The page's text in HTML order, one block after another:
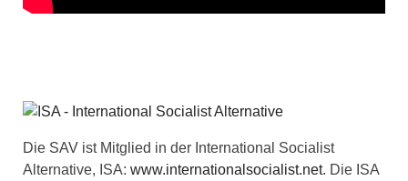
Die SAV ist Mitglied in der International Socialist
Alternative, ISA: www.internationalsocialist.net. Die ISA